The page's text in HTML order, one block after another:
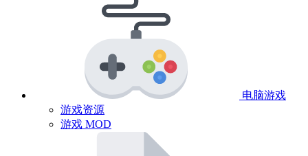
电脑游戏
游戏资源
游戏 MOD